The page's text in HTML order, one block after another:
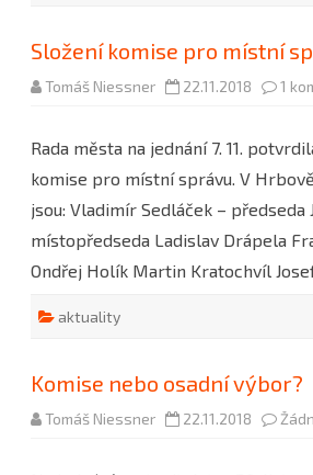
Složení komise pro místní
Tomáš Niessner 22.11.2018 1
Rada města na jednání 7. 11.
komise pro místní správu. V
jsou: Vladimír Sedláček – předseda
místopředseda Ladislav Drápela
Ondřej Holík Martin Kratochvíl
aktuality
Komise nebo osadní výbor?
Tomáš Niessner 22.11.2018